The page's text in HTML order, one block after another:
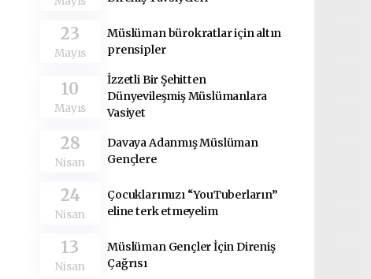
23
Mayıs
Müslüman bürokratlar için altın
prensipler
10
Mayıs
İzzetli Bir Şehitten
Dünyevileşmiş Müslümanlara
Vasiyet
28
Nisan
Davaya Adanmış Müslüman
Gençlere
24
Nisan
Çocuklarımızı “YouTuberların”
eline terk etmeyelim
13
Nisan
Müslüman Gençler İçin Direniş
Çağrısı